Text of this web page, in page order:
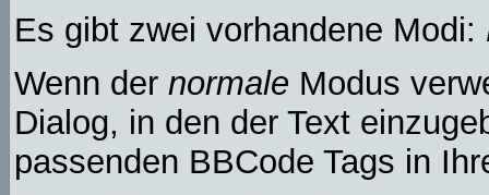
Es gibt zwei vorhandene Modi:
Wenn der normale Modus
Dialog, in den der Text
passenden BBCode Tags in